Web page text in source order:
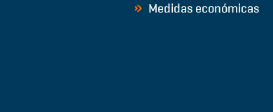
Medidas económicas